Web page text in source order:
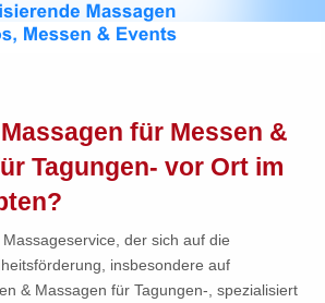
für Messen &
Tagungen- vor Ort im
der sich auf die
insbesondere auf
& Massagen für Tagungen-, spezialisiert